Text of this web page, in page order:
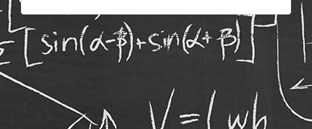
Un service offert par l'AGEF et les Career Services de l'Université de
Fribourg